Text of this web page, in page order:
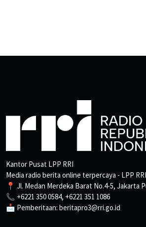
Kantor Pusat LPP RRI
Media radio berita online terpercaya - LPP RRI
📍 Jl. Medan Merdeka Barat No.4-5, Jakarta
📞 +6221 350 0584, +6221 351 1086
📩 Pemberitaan: beritapro3@rri.go.id